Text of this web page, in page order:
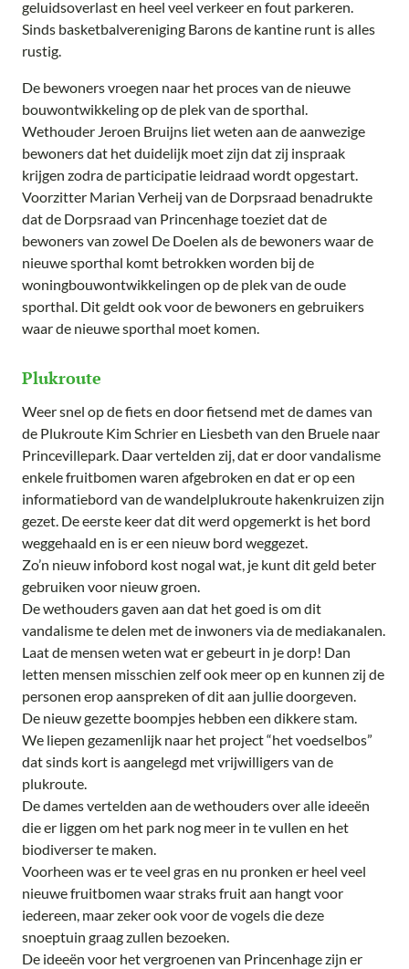
geluidsoverlast en heel veel verkeer en fout parkeren.
Sinds basketbalvereniging Barons de kantine runt is alles
rustig.
De bewoners vroegen naar het proces van de nieuwe
bouwontwikkeling op de plek van de sporthal.
Wethouder Jeroen Bruijns liet weten aan de aanwezige
bewoners dat het duidelijk moet zijn dat zij inspraak
krijgen zodra de participatie leidraad wordt opgestart.
Voorzitter Marian Verheij van de Dorpsraad benadrukte
dat de Dorpsraad van Princenhage toeziet dat de
bewoners van zowel De Doelen als de bewoners waar de
nieuwe sporthal komt betrokken worden bij de
woningbouwontwikkelingen op de plek van de oude
sporthal. Dit geldt ook voor de bewoners en gebruikers
waar de nieuwe sporthal moet komen.
Plukroute
Weer snel op de fiets en door fietsend met de dames van
de Plukroute Kim Schrier en Liesbeth van den Bruele naar
Princevillepark. Daar vertelden zij, dat er door vandalisme
enkele fruitbomen waren afgebroken en dat er op een
informatiebord van de wandelplukroute hakenkruizen zijn
gezet. De eerste keer dat dit werd opgemerkt is het bord
weggehaald en is er een nieuw bord weggezet.
Zo’n nieuw infobord kost nogal wat, je kunt dit geld beter
gebruiken voor nieuw groen.
De wethouders gaven aan dat het goed is om dit
vandalisme te delen met de inwoners via de mediakanalen.
Laat de mensen weten wat er gebeurt in je dorp! Dan
letten mensen misschien zelf ook meer op en kunnen zij de
personen erop aanspreken of dit aan jullie doorgeven.
De nieuw gezette boompjes hebben een dikkere stam.
We liepen gezamenlijk naar het project “het voedselbos”
dat sinds kort is aangelegd met vrijwilligers van de
plukroute.
De dames vertelden aan de wethouders over alle ideeën
die er liggen om het park nog meer in te vullen en het
biodiverser te maken.
Voorheen was er te veel gras en nu pronken er heel veel
nieuwe fruitbomen waar straks fruit aan hangt voor
iedereen, maar zeker ook voor de vogels die deze
snoeptuin graag zullen bezoeken.
De ideeën voor het vergroenen van Princenhage zijn er